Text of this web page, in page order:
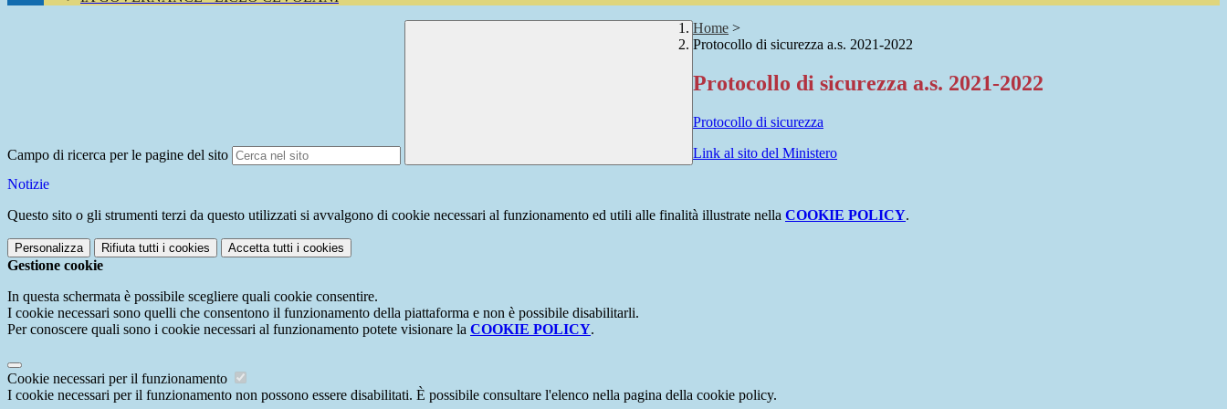
Campo di ricerca per le pagine del sito
Home >
Protocollo di sicurezza a.s. 2021-2022
Protocollo di sicurezza a.s. 2021-2022
Protocollo di sicurezza
Link al sito del Ministero
Notizie
Questo sito o gli strumenti terzi da questo utilizzati si avvalgono di cookie necessari al funzionamento ed utili alle finalità illustrate nella COOKIE POLICY.
Personalizza Rifiuta tutti i cookies Accetta tutti i cookies
Gestione cookie
In questa schermata è possibile scegliere quali cookie consentire.
I cookie necessari sono quelli che consentono il funzionamento della piattaforma e non è possibile disabilitarli.
Per conoscere quali sono i cookie necessari al funzionamento potete visionare la COOKIE POLICY.
Cookie necessari per il funzionamento
I cookie necessari per il funzionamento non possono essere disabilitati. È possibile consultare l'elenco nella pagina della cookie policy.